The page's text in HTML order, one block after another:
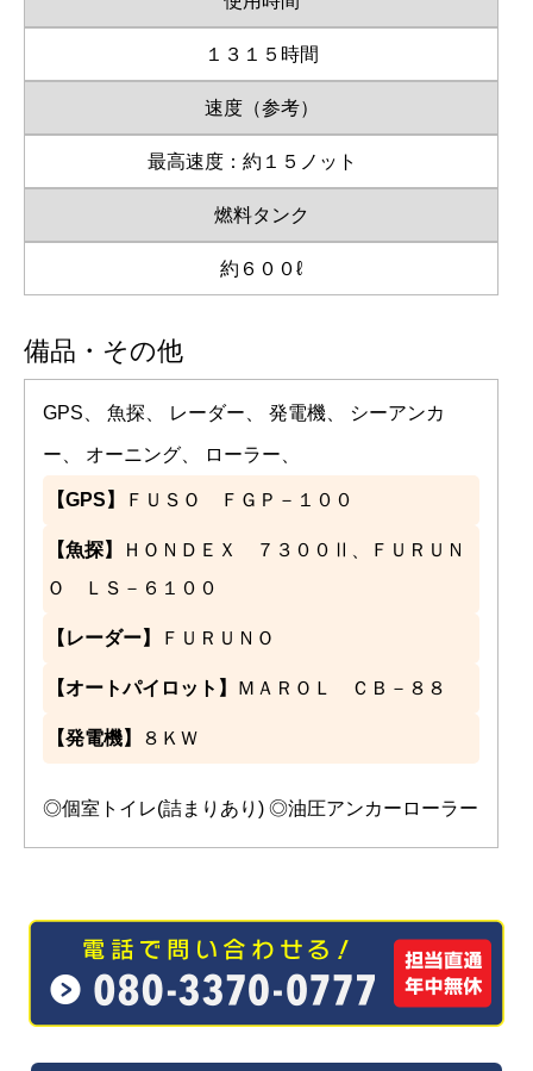
１３１５時間
速度（参考）
最高速度：約１５ノット
燃料タンク
約６００ℓ
備品・その他
GPS、 魚探、 レーダー、 発電機、 シーアンカ
ー、 オーニング、 ローラー、
【GPS】 ＦＵＳＯ ＦＧＰ－１００
【魚探】
ＨＯＮＤＥＸ ７３００Ⅱ、ＦＵＲＵＮ
Ｏ ＬＳ－６１００
【レーダー】 ＦＵＲＵＮＯ
【オートパイロット】 ＭＡＲＯＬ ＣＢ－８８
【発電機】 ８ＫＷ
◎個室トイレ(詰まりあり) ◎油圧アンカーローラー